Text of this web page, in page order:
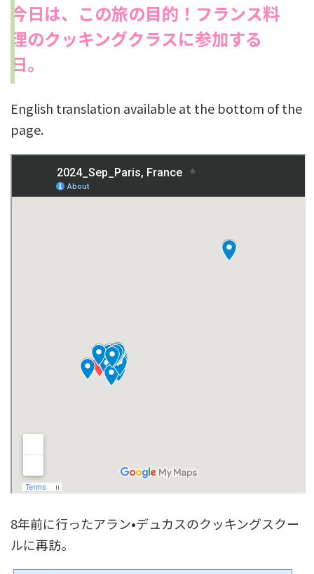
今日は、この旅の目的！フランス料
理のクッキングクラスに参加する
日。
English translation available at the bottom of the
page.
8年前に行ったアラン•デュカスのクッキングスクー
ルに再訪。